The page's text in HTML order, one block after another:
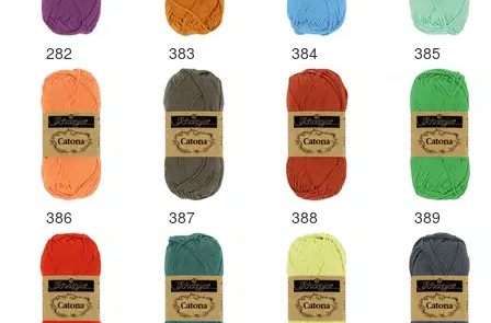
282 383 384 385
386 387 388 389